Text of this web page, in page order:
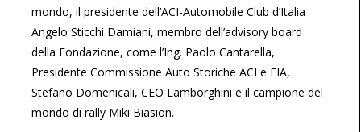
mondo, il presidente dell’ACI-Automobile Club d’Italia
Angelo Sticchi Damiani, membro dell’advisory board
della Fondazione, come l’Ing. Paolo Cantarella,
Presidente Commissione Auto Storiche ACI e FIA,
Stefano Domenicali, CEO Lamborghini e il campione del
mondo di rally Miki Biasion.